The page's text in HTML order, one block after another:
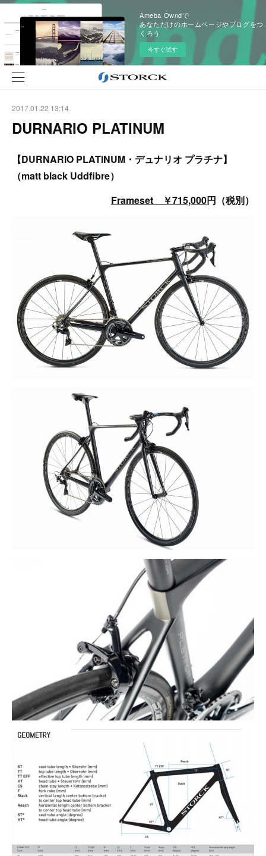
Ameba Owndで
あなただけのホームページやブログをつ
くろう
今すぐ試す
2017.01.22 13:14
DURNARIO PLATINUM
【DURNARIO PLATINUM・デュナリオ プラチナ】
（matt black Uddfibre）
Frameset ￥715,000円（税別）